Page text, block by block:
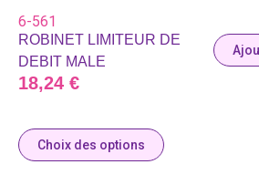
6-561
ROBINET LIMITEUR DE
DEBIT MALE
18,24 €
Choix des options